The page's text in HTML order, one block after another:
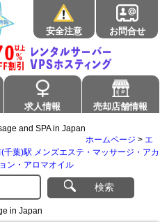
安全注意 お問合せ
求人情報 売却店舗情報
and SPA in Japan
ホームページ > エ
千葉)駅 メンズエステ・マッサージ・アカ
ン・アロマオイル
検索
in Japan